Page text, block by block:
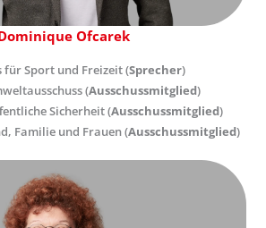
Ofcarek
für Sport und Freizeit (Sprecher)
(Ausschussmitglied)
Sicherheit (Ausschussmitglied)
Familie und Frauen (Ausschussmitglied)